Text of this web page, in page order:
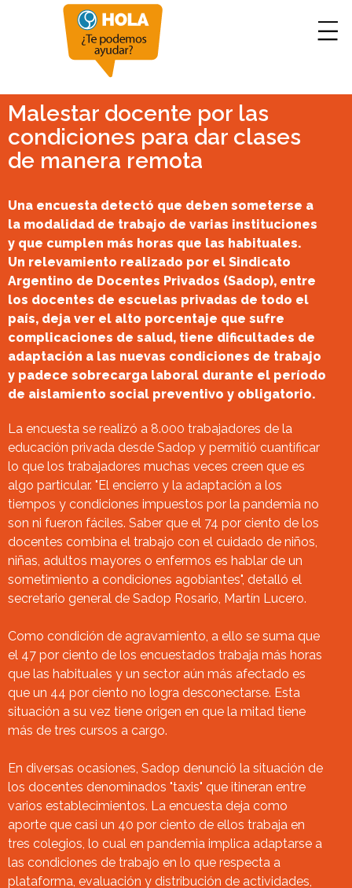
Malestar docente por las
condiciones para dar clases
de manera remota
Una encuesta detectó que deben someterse a
la modalidad de trabajo de varias instituciones
y que cumplen más horas que las habituales.
Un relevamiento realizado por el Sindicato
Argentino de Docentes Privados (Sadop), entre
los docentes de escuelas privadas de todo el
país, deja ver el alto porcentaje que sufre
complicaciones de salud, tiene dificultades de
adaptación a las nuevas condiciones de trabajo
y padece sobrecarga laboral durante el período
de aislamiento social preventivo y obligatorio.
La encuesta se realizó a 8.000 trabajadores de la
educación privada desde Sadop y permitió cuantificar
lo que los trabajadores muchas veces creen que es
algo particular. "El encierro y la adaptación a los
tiempos y condiciones impuestos por la pandemia no
son ni fueron fáciles. Saber que el 74 por ciento de los
docentes combina el trabajo con el cuidado de niños,
niñas, adultos mayores o enfermos es hablar de un
sometimiento a condiciones agobiantes", detalló el
secretario general de Sadop Rosario, Martín Lucero.
Como condición de agravamiento, a ello se suma que
el 47 por ciento de los encuestados trabaja más horas
que las habituales y un sector aún más afectado es
que un 44 por ciento no logra desconectarse. Esta
situación a su vez tiene origen en que la mitad tiene
más de tres cursos a cargo.
En diversas ocasiones, Sadop denunció la situación de
los docentes denominados "taxis" que itineran entre
varios establecimientos. La encuesta deja como
aporte que casi un 40 por ciento de ellos trabaja en
tres colegios, lo cual en pandemia implica adaptarse a
las condiciones de trabajo en lo que respecta a
plataforma, evaluación y distribución de actividades,